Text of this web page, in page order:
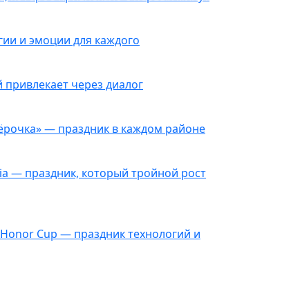
и эмоции для каждого
через диалог
— праздник в каждом районе
— праздник, который тройной рост
Cup — праздник технологий и